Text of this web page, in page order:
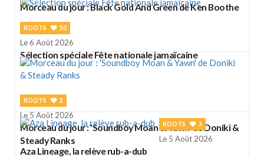
Morceau du jour : Black Gold And Green de Ken Boothe
ROOTS 50
Le 6 Août 2026
Sélection spéciale Fête nationale jamaïcaine
ROOTS 2
Le 5 Août 2026
Morceau du jour : 'Soundboy Moan & Yawn' de Doniki &
Steady Ranks
ROOTS 3
Le 5 Août 2026
Aza Lineage, la relève rub-a-dub